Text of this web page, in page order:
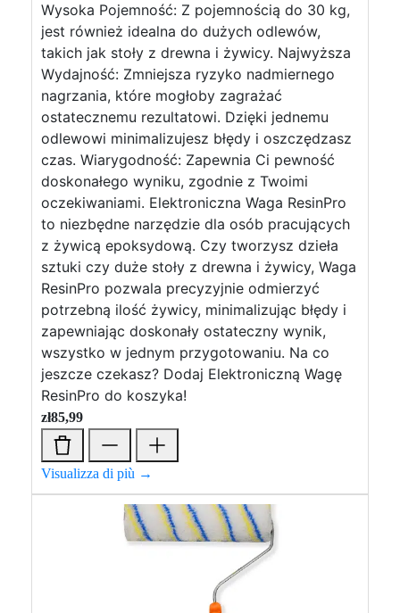
Wysoka Pojemność: Z pojemnością do 30 kg,
jest również idealna do dużych odlewów,
takich jak stoły z drewna i żywicy. Najwyższa
Wydajność: Zmniejsza ryzyko nadmiernego
nagrzania, które mogłoby zagrażać
ostatecznemu rezultatowi. Dzięki jednemu
odlewowi minimalizujesz błędy i oszczędzasz
czas. Wiarygodność: Zapewnia Ci pewność
doskonałego wyniku, zgodnie z Twoimi
oczekiwaniami. Elektroniczna Waga ResinPro
to niezbędne narzędzie dla osób pracujących
z żywicą epoksydową. Czy tworzysz dzieła
sztuki czy duże stoły z drewna i żywicy, Waga
ResinPro pozwala precyzyjnie odmierzyć
potrzebną ilość żywicy, minimalizując błędy i
zapewniając doskonały ostateczny wynik,
wszystko w jednym przygotowaniu. Na co
jeszcze czekasz? Dodaj Elektroniczną Wagę
ResinPro do koszyka!
zł85,99
Visualizza di più →